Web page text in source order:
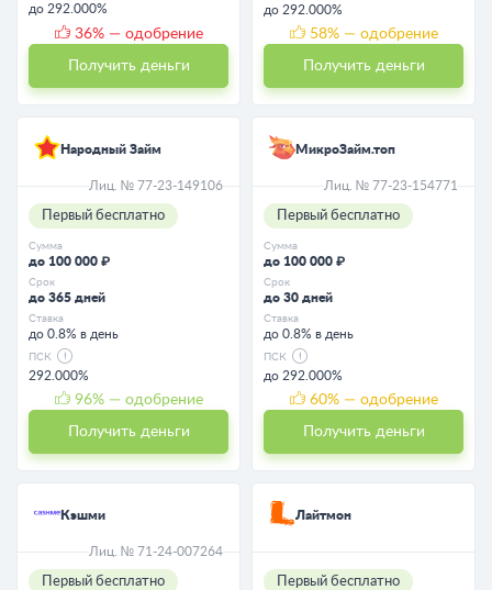
до 292.000%
36% — одобрение
Получить деньги
до 292.000%
58% — одобрение
Получить деньги
Народный Займ
Лиц. № 77-23-149106
Первый бесплатно
Сумма
до 100 000 ₽
Срок
до 365 дней
Ставка
до 0.8% в день
ПСК
292.000%
96% — одобрение
Получить деньги
МикроЗайм.топ
Лиц. № 77-23-154771
Первый бесплатно
Сумма
до 100 000 ₽
Срок
до 30 дней
Ставка
до 0.8% в день
ПСК
до 292.000%
60% — одобрение
Получить деньги
Кэшми
Лиц. № 71-24-007264
Первый бесплатно
Лайтмон
Первый бесплатно